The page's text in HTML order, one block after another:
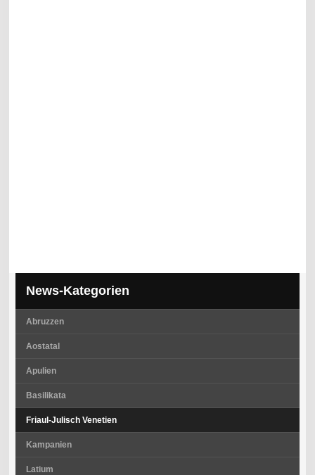
News-Kategorien
Abruzzen
Aostatal
Apulien
Basilikata
Friaul-Julisch Venetien
Kampanien
Latium